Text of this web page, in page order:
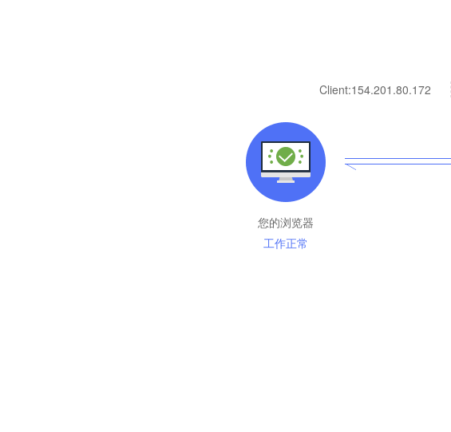
Client:154.201.80.172
您的浏览器
工作正常